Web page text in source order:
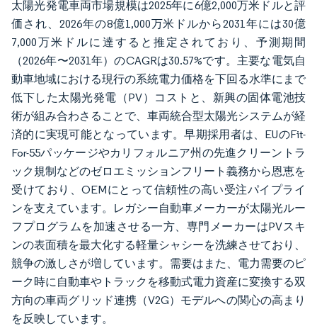
太陽光発電車両市場規模は2025年に6億2,000万米ドルと評
価され、2026年の8億1,000万米ドルから2031年には30億
7,000万米ドルに達すると推定されており、予測期間
（2026年〜2031年）のCAGRは30.57%です。主要な電気自
動車地域における現行の系統電力価格を下回る水準にまで
低下した太陽光発電（PV）コストと、新興の固体電池技
術が組み合わさることで、車両統合型太陽光システムが経
済的に実現可能となっています。早期採用者は、EUのFit-
For-55パッケージやカリフォルニア州の先進クリーントラ
ック規制などのゼロエミッションフリート義務から恩恵を
受けており、OEMにとって信頼性の高い受注パイプライ
ンを支えています。レガシー自動車メーカーが太陽光ルー
フプログラムを加速させる一方、専門メーカーはPVスキ
ンの表面積を最大化する軽量シャシーを洗練させており、
競争の激しさが増しています。需要はまた、電力需要のピ
ーク時に自動車やトラックを移動式電力資産に変換する双
方向の車両グリッド連携（V2G）モデルへの関心の高まり
を反映しています。